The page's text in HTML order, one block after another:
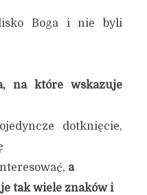
Boga i nie byli
na które wskazuje
dotknięcie,
a
tak wiele znakówi